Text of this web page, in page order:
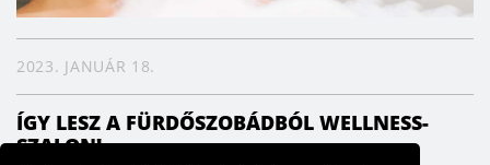
2023. JANUÁR 18.
ÍGY LESZ A FÜRDŐSZOBÁDBÓL WELLNESS-
SZALON!